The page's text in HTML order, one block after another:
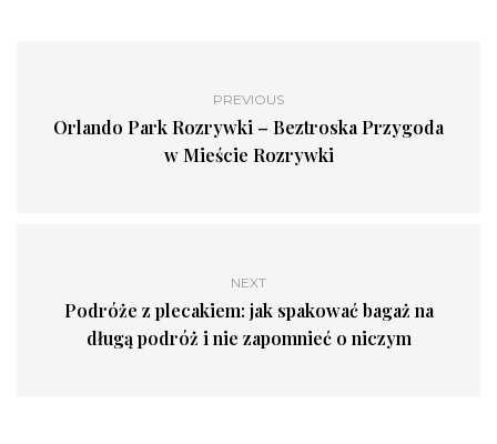
PREVIOUS
Orlando Park Rozrywki – Beztroska Przygoda
w Mieście Rozrywki
NEXT
Podróże z plecakiem: jak spakować bagaż na
długą podróż i nie zapomnieć o niczym